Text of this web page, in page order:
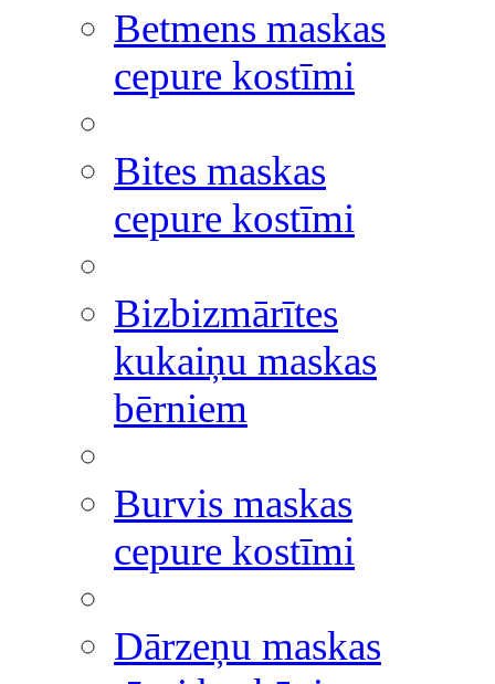
Betmens maskas
cepure kostīmi
Bites maskas
cepure kostīmi
Bizbizmārītes
kukaiņu maskas
bērniem
Burvis maskas
cepure kostīmi
Dārzeņu maskas